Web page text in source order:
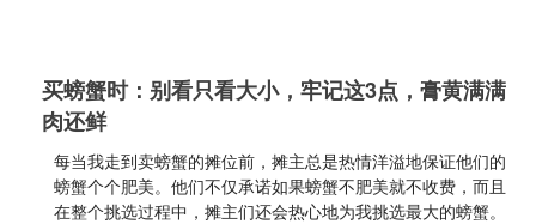
买螃蟹时：别看只看大小，牢记这3点，膏黄满满
肉还鲜
每当我走到卖螃蟹的摊位前，摊主总是热情洋溢地保证他们的
螃蟹个个肥美。他们不仅承诺如果螃蟹不肥美就不收费，而且
在整个挑选过程中，摊主们还会热心地为我挑选最大的螃蟹。